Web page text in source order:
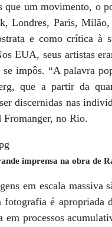
um movimento, o
Londres, Paris,
e como crítica à
EUA, seus artistas
impôs. “A palavra
que a partir da
­discernidas nas
Fromanger, no Rio.
imprensa na obra de
em escala massiva
é apropriada
processos